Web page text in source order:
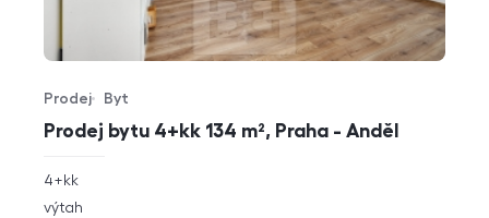
Prodej bytu 4+kk 134 m², Praha - Anděl
Typ nabídky
Prodej
Typ nemovitosti
Byt
rozměry
4+kk
funkce
výtah